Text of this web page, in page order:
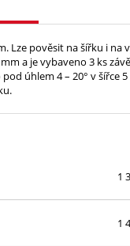
Lze pověsit na šířku i na
a je vybaveno 3 ks
úhlem 4 – 20° v šířce
1
1